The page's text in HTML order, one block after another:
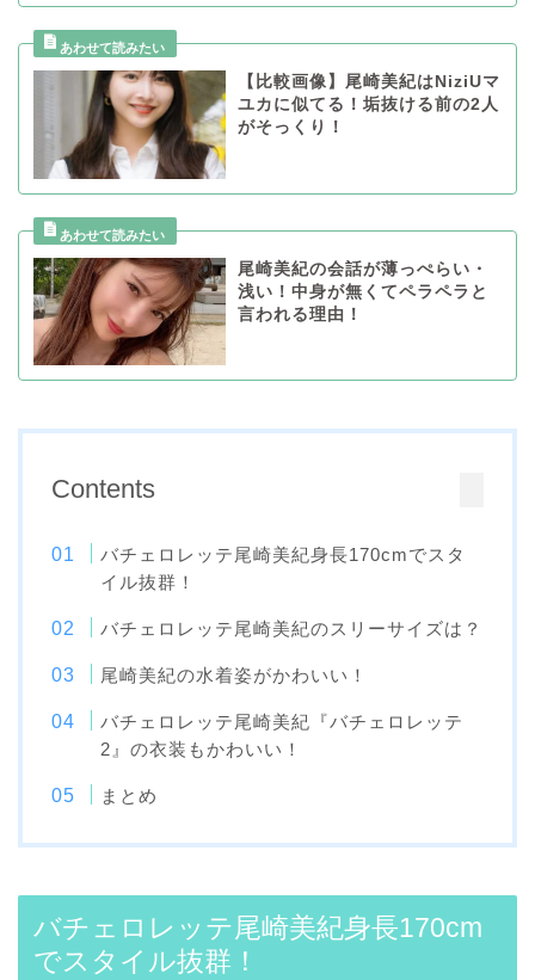
【比較画像】尾崎美紀はNiziUマ
ユカに似てる！垢抜ける前の2人
がそっくり！
尾崎美紀の会話が薄っぺらい・
浅い！中身が無くてペラペラと
言われる理由！
Contents
バチェロレッテ尾崎美紀身長170cmでスタ
イル抜群！
バチェロレッテ尾崎美紀のスリーサイズは？
尾崎美紀の水着姿がかわいい！
バチェロレッテ尾崎美紀『バチェロレッテ
2』の衣装もかわいい！
まとめ
バチェロレッテ尾崎美紀身長170cm
でスタイル抜群！